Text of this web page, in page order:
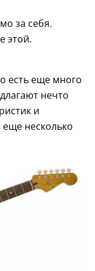
за себя.
этой.
есть еще много
нечто
и
несколько